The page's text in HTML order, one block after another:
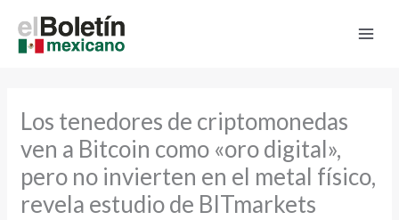
contenido
Los tenedores de criptomonedas
ven a Bitcoin como «oro digital»,
pero no invierten en el metal físico,
revela estudio de BITmarkets